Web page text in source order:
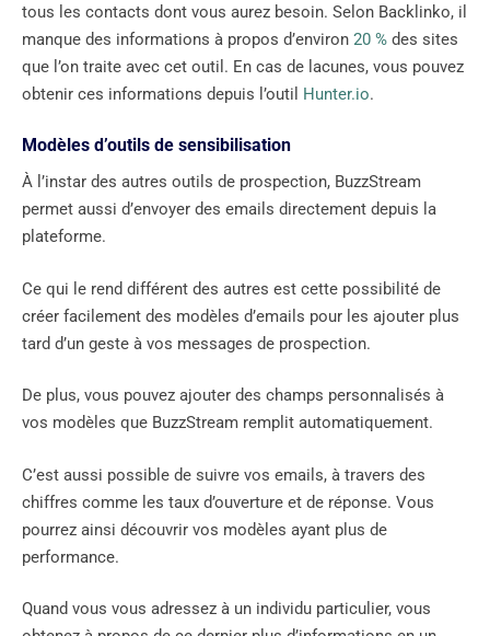
tous les contacts dont vous aurez besoin. Selon Backlinko, il
manque des informations à propos d’environ 20 % des sites
que l’on traite avec cet outil. En cas de lacunes, vous pouvez
obtenir ces informations depuis l’outil Hunter.io.
Modèles d’outils de sensibilisation
À l’instar des autres outils de prospection, BuzzStream
permet aussi d’envoyer des emails directement depuis la
plateforme.
Ce qui le rend différent des autres est cette possibilité de
créer facilement des modèles d’emails pour les ajouter plus
tard d’un geste à vos messages de prospection.
De plus, vous pouvez ajouter des champs personnalisés à
vos modèles que BuzzStream remplit automatiquement.
C’est aussi possible de suivre vos emails, à travers des
chiffres comme les taux d’ouverture et de réponse. Vous
pourrez ainsi découvrir vos modèles ayant plus de
performance.
Quand vous vous adressez à un individu particulier, vous